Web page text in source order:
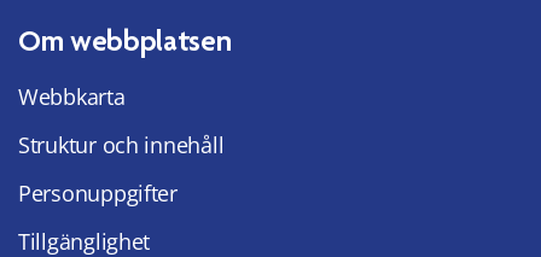
Om webbplatsen
Webbkarta
Struktur och innehåll
Personuppgifter
Tillgänglighet